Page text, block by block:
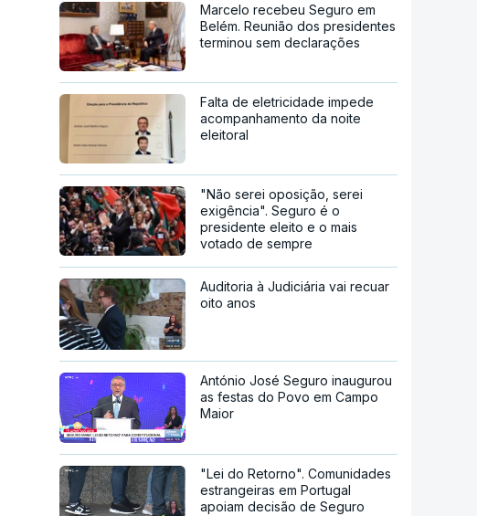
Marcelo recebeu Seguro em
Belém. Reunião dos presidentes
terminou sem declarações
Falta de eletricidade impede
acompanhamento da noite
eleitoral
"Não serei oposição, serei
exigência". Seguro é o
presidente eleito e o mais
votado de sempre
Auditoria à Judiciária vai recuar
oito anos
António José Seguro inaugurou
as festas do Povo em Campo
Maior
"Lei do Retorno". Comunidades
estrangeiras em Portugal
apoiam decisão de Seguro